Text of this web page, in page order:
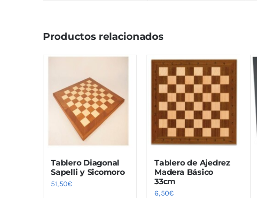
Productos relacionados
Tablero Diagonal
Sapelli y Sicomoro
51,50€
Tablero de Ajedrez
Madera Básico
33cm
6,50€